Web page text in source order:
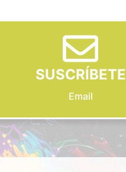
SUSCRÍBETE
Email